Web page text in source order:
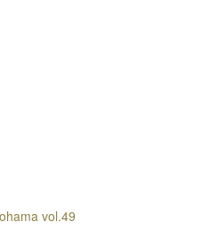
vol.49